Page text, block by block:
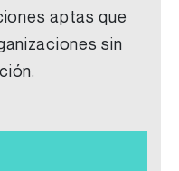
aptas que
sin